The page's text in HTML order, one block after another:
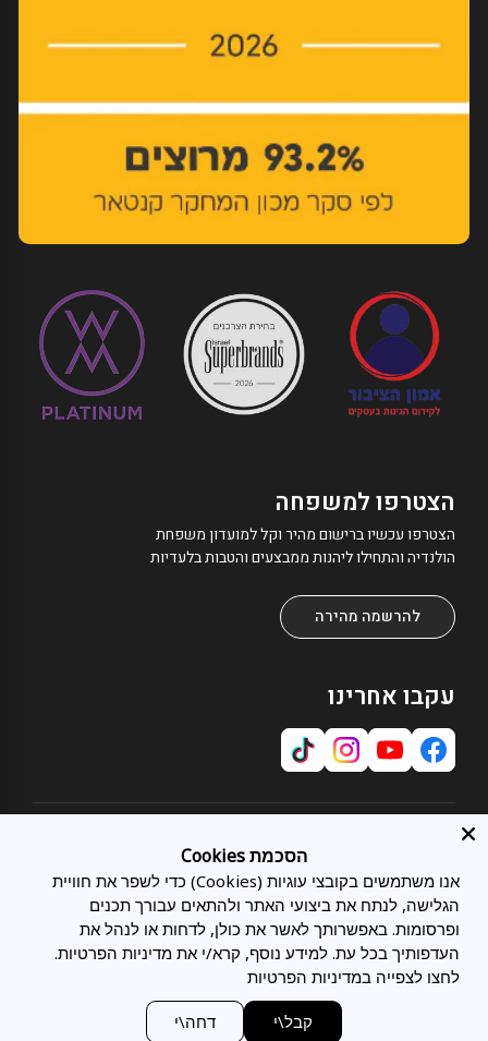
שירות לקוחות
צרו קשר
מועדון לקוחות
בלוג
סניפים
תחומי התמחות
כל המיטות
מיטות מתכווננות
מיטות זוגיות
מיטות נוער
משפטי
מדיניות פרטיות
מדיניות הובלות ומשלוחים
חוק טיפול סביבתי במוצר חשמלי
הצטרפו למשפחה
הצטרפו עכשיו ברישום מהיר וקל למועדון משפחת
הולנדיה והתחילו ליהנות ממבצעים והטבות בלעדיות
להרשמה מהירה
עקבו אחרינו
הסכמת Cookies
אנו משתמשים בקובצי עוגיות (Cookies) כדי לשפר את חוויית
הגלישה, לנתח את ביצועי האתר ולהתאים עבורך תכנים
ופרסומות. באפשרותך לאשר את כולן, לדחות או לנהל את
העדפותיך בכל עת. למידע נוסף, קרא/י את מדיניות הפרטיות.
לחצו לצפייה במדיניות הפרטיות
קבל\י דחה\י